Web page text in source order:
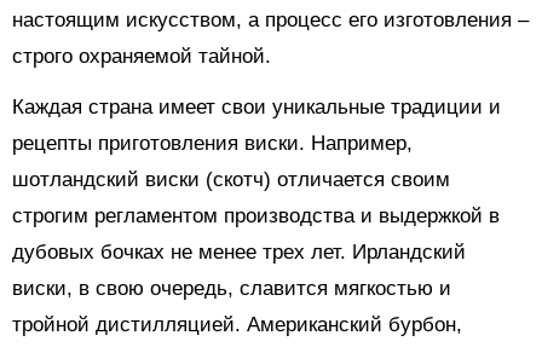
настоящим искусством, а процесс его изготовления –
строго охраняемой тайной.
Каждая страна имеет свои уникальные традиции и
рецепты приготовления виски. Например,
шотландский виски (скотч) отличается своим
строгим регламентом производства и выдержкой в
дубовых бочках не менее трех лет. Ирландский
виски, в свою очередь, славится мягкостью и
тройной дистилляцией. Американский бурбон,